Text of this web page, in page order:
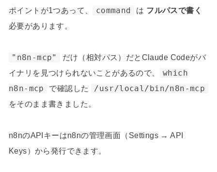
ポイントが1つあって、 command は フルパスで書く
必要があります。
"n8n-mcp"
だけ（相対パス）だとClaude Codeがバ
イナリを見つけられないことがあるので、
which
n8n-mcp
で確認した /usr/local/bin/n8n-mcp
をそのまま書きました。
n8nのAPIキーはn8nの管理画面（Settings → API
Keys）から発行できます。